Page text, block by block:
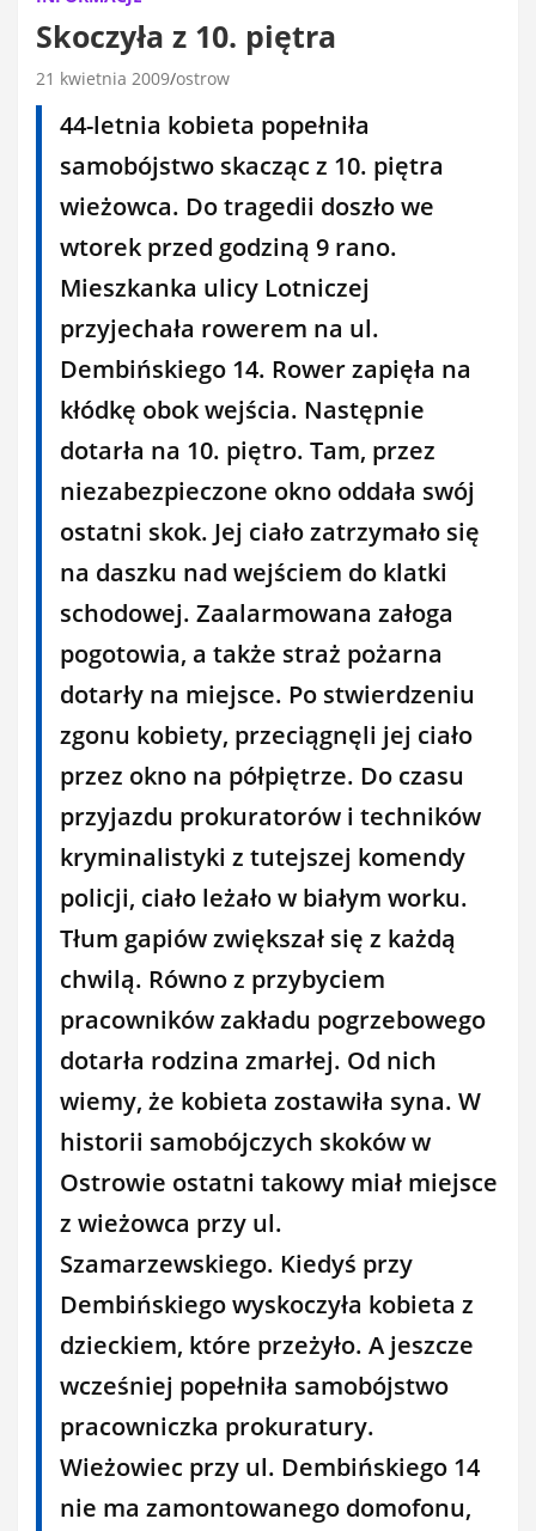
Skoczyła z 10. piętra
21 kwietnia 2009 ostrow
44-letnia kobieta popełniła
samobójstwo skacząc z 10. piętra
wieżowca. Do tragedii doszło we
wtorek przed godziną 9 rano.
Mieszkanka ulicy Lotniczej
przyjechała rowerem na ul.
Dembińskiego 14. Rower zapięła na
kłódkę obok wejścia. Następnie
dotarła na 10. piętro. Tam, przez
niezabezpieczone okno oddała swój
ostatni skok. Jej ciało zatrzymało się
na daszku nad wejściem do klatki
schodowej. Zaalarmowana załoga
pogotowia, a także straż pożarna
dotarły na miejsce. Po stwierdzeniu
zgonu kobiety, przeciągnęli jej ciało
przez okno na półpiętrze. Do czasu
przyjazdu prokuratorów i techników
kryminalistyki z tutejszej komendy
policji, ciało leżało w białym worku.
Tłum gapiów zwiększał się z każdą
chwilą. Równo z przybyciem
pracowników zakładu pogrzebowego
dotarła rodzina zmarłej. Od nich
wiemy, że kobieta zostawiła syna. W
historii samobójczych skoków w
Ostrowie ostatni takowy miał miejsce
z wieżowca przy ul.
Szamarzewskiego. Kiedyś przy
Dembińskiego wyskoczyła kobieta z
dzieckiem, które przeżyło. A jeszcze
wcześniej popełniła samobójstwo
pracowniczka prokuratury.
Wieżowiec przy ul. Dembińskiego 14
nie ma zamontowanego domofonu,